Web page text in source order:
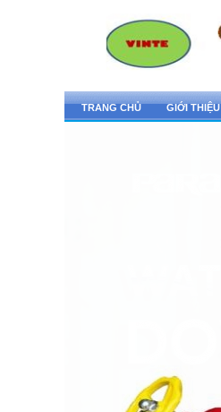
TRANG CHỦ GIỚI THIỆU